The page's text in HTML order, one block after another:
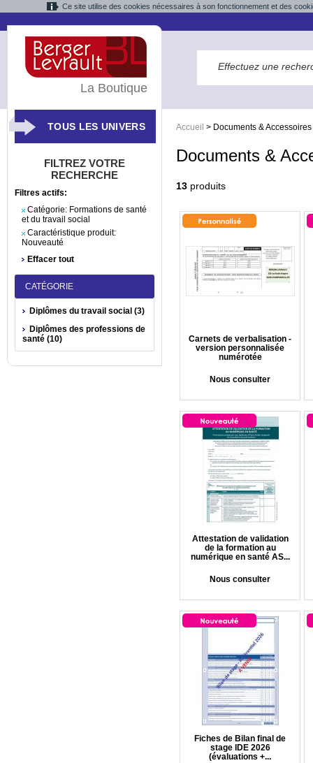
Ce site utilise des cookies nécessaires à son fonctionnement et des
Accueil > Documents & Accessoires
Documents &
13 produits
Carnets de verbalisation -
version personnalisée
numérotée
Nous consulter
Attestation de validation
de la formation au
numérique en santé AS...
Nous consulter
Fiches de Bilan final de
stage IDE 2026
(évaluations +...
La Boutique
TOUS LES UNIVERS
FILTREZ VOTRE
RECHERCHE
Filtres actifs:
Catégorie: Formations de santé
et du travail social
Caractéristique produit:
Nouveauté
Effacer tout
CATÉGORIE
Diplômes du travail social (3)
Diplômes des professions de
santé (10)